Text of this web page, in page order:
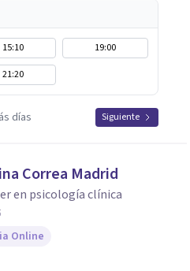
15:10
19:00
21:20
días Siguiente
Correa Madrid
en psicología clínica
Online